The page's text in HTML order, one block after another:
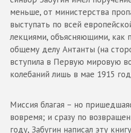
меньше, от министерства
выступать по всей
лекциями, объясняющими, как
общему делу Антанты (на
вступила в Первую мировую
колебаний лишь в мае 1915
Миссия благая – но
вовремя; и сразу по
году, Забугин написал эту